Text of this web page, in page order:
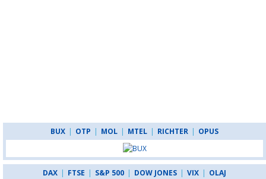
BUX | OTP | MOL | MTEL | RICHTER | OPUS
DAX | FTSE | S&P 500 | DOW JONES | VIX | OLAJ